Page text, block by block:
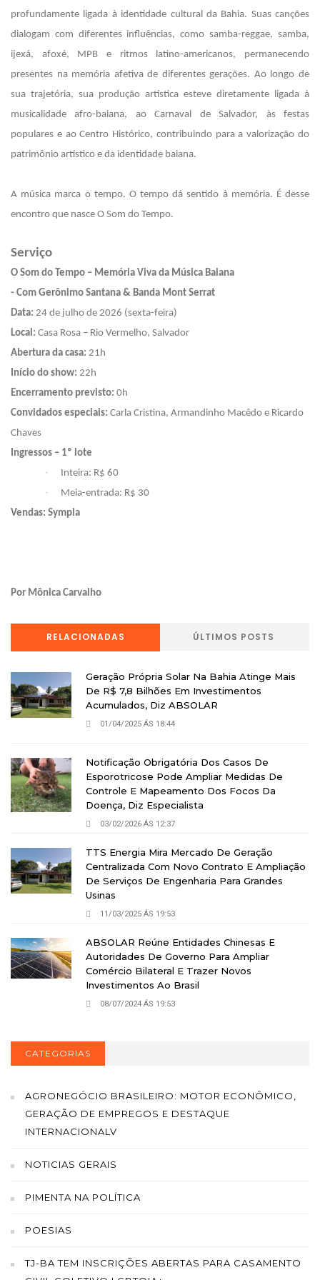
profundamente ligada à identidade cultural da Bahia. Suas canções
dialogam com diferentes influências, como samba-reggae, samba,
ijexá, afoxé, MPB e ritmos latino-americanos, permanecendo
presentes na memória afetiva de diferentes gerações. Ao longo de
sua trajetória, sua produção artística esteve diretamente ligada à
musicalidade afro-baiana, ao Carnaval de Salvador, às festas
populares e ao Centro Histórico, contribuindo para a valorização do
patrimônio artístico e da identidade baiana.
A música marca o tempo. O tempo dá sentido à memória. É desse
encontro que nasce O Som do Tempo.
Serviço
O Som do Tempo – Memória Viva da Música Baiana
- Com Gerônimo Santana & Banda Mont Serrat
Data: 24 de julho de 2026 (sexta-feira)
Local: Casa Rosa – Rio Vermelho, Salvador
Abertura da casa: 21h
Início do show: 22h
Encerramento previsto: 0h
Convidados especiais: Carla Cristina, Armandinho Macêdo e Ricardo
Chaves
Ingressos – 1º lote
·
Inteira: R$ 60
·
Meia-entrada: R$ 30
Vendas: Sympla
Por Mônica Carvalho
RELACIONADAS ÚLTIMOS POSTS
Geração Própria Solar Na Bahia Atinge Mais
De R$ 7,8 Bilhões Em Investimentos
Acumulados, Diz ABSOLAR
01/04/2025 ÁS 18:44
Notificação Obrigatória Dos Casos De
Esporotricose Pode Ampliar Medidas De
Controle E Mapeamento Dos Focos Da
Doença, Diz Especialista
03/02/2026 ÁS 12:37
TTS Energia Mira Mercado De Geração
Centralizada Com Novo Contrato E Ampliação
De Serviços De Engenharia Para Grandes
Usinas
11/03/2025 ÁS 19:53
ABSOLAR Reúne Entidades Chinesas E
Autoridades De Governo Para Ampliar
Comércio Bilateral E Trazer Novos
Investimentos Ao Brasil
08/07/2024 ÁS 19:53
CATEGORIAS
AGRONEGÓCIO BRASILEIRO: MOTOR ECONÔMICO,
GERAÇÃO DE EMPREGOS E DESTAQUE
INTERNACIONALV
NOTICIAS GERAIS
PIMENTA NA POLÍTICA
POESIAS
TJ-BA TEM INSCRIÇÕES ABERTAS PARA CASAMENTO